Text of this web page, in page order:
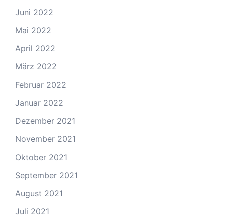
Juni 2022
Mai 2022
April 2022
März 2022
Februar 2022
Januar 2022
Dezember 2021
November 2021
Oktober 2021
September 2021
August 2021
Juli 2021